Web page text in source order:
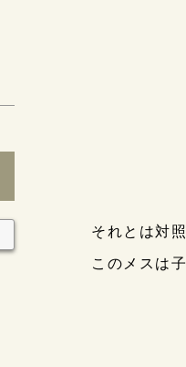
それとは対
このメスは